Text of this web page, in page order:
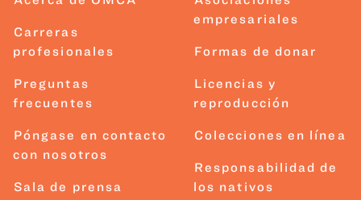
Carreras
profesionales
Preguntas
frecuentes
Póngase en contacto
con nosotros
Sala de prensa
empresariales
Formas de donar
Licencias y
reproducción
Colecciones en línea
Responsabilidad de
los nativos